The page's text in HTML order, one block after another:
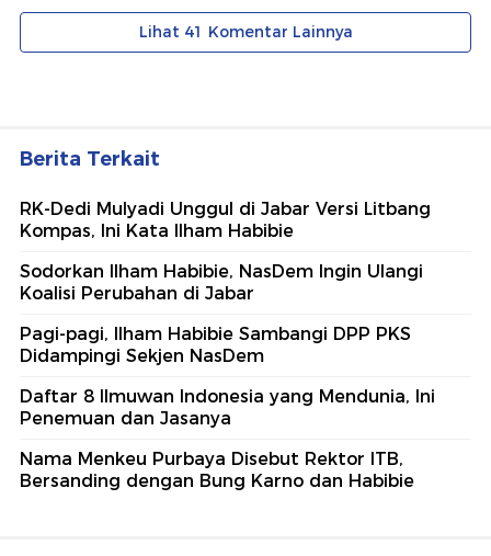
Berita Terkait
RK-Dedi Mulyadi Unggul di Jabar Versi Litbang
Kompas, Ini Kata Ilham Habibie
Sodorkan Ilham Habibie, NasDem Ingin Ulangi
Koalisi Perubahan di Jabar
Pagi-pagi, Ilham Habibie Sambangi DPP PKS
Didampingi Sekjen NasDem
Daftar 8 Ilmuwan Indonesia yang Mendunia, Ini
Penemuan dan Jasanya
Nama Menkeu Purbaya Disebut Rektor ITB,
Bersanding dengan Bung Karno dan Habibie